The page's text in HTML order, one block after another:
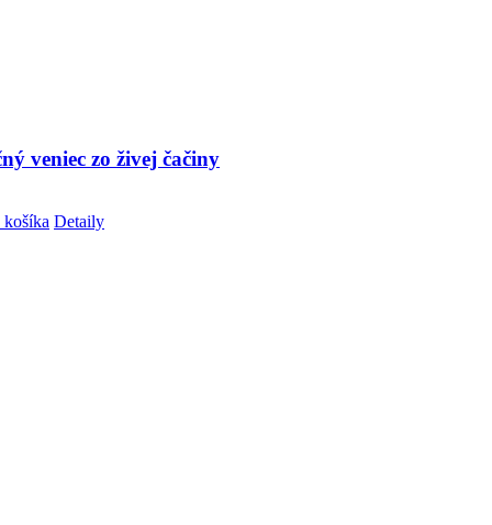
veniec zo živej čačiny
Detaily